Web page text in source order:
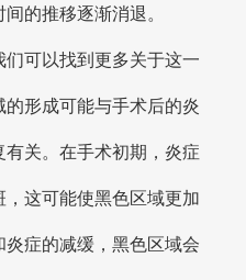
的推移逐渐消退。
可以找到更多关于这一
形成可能与手术后的炎
关。在手术初期，炎症
这可能使黑色区域更加
症的减缓，黑色区域会